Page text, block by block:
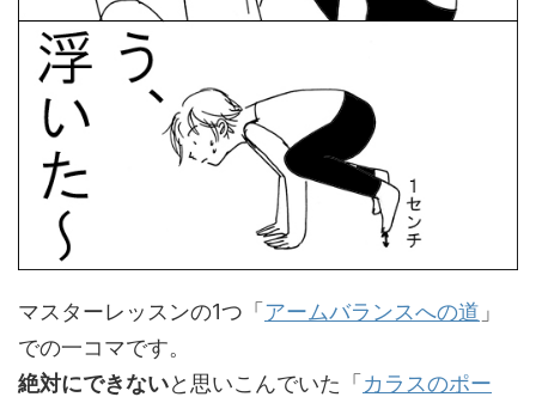
マスターレッスンの1つ「 アームバランスへの道 」
での一コマです。
絶対にできないと思いこんでいた「 カラスのポー